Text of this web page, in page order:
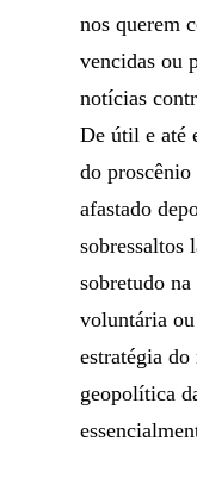
nos querem
vencidas ou
notícias
De útil e até
do
afastado
sobressaltos
sobretudo
voluntária
estratégia
geopolítica